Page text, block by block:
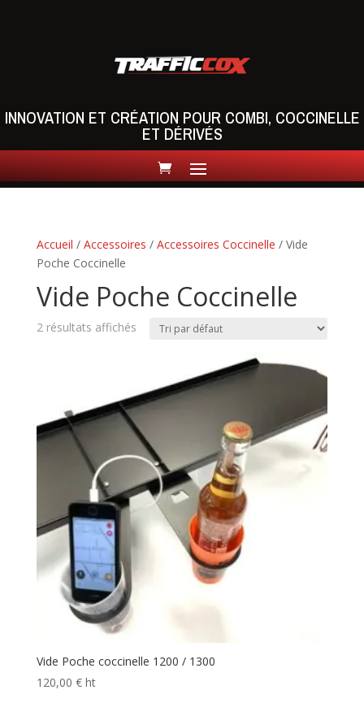
INNOVATION ET CRÉATION POUR COMBI, COCCINELLE
ET DÉRIVÉS
Accueil / Accessoires / Accessoires Coccinelle / Vide
Poche Coccinelle
Vide Poche Coccinelle
2 résultats affichés
Vide Poche coccinelle 1200 / 1300
120,00 € ht